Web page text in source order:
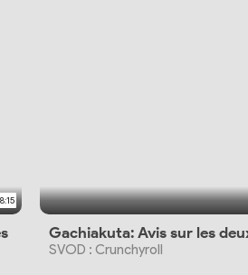
Gachiakuta: Avis sur les
SVOD : Crunchyroll